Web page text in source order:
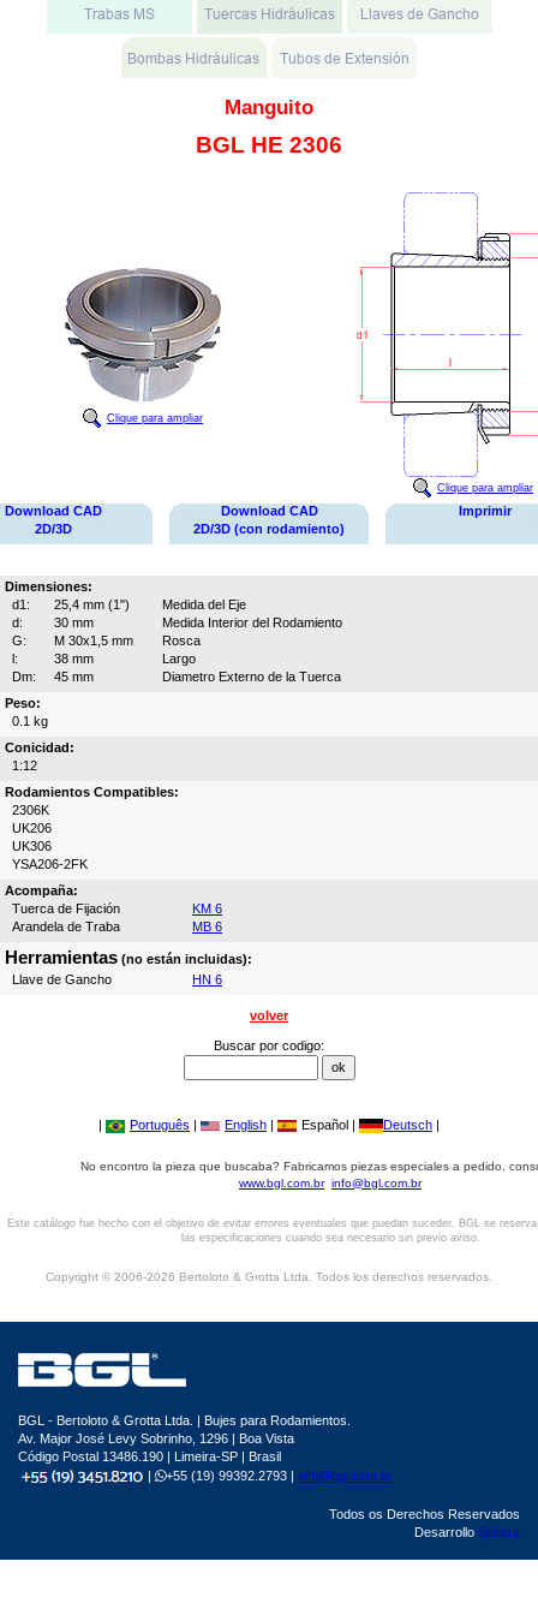
Manguito
BGL HE 2306
Clique para ampliar
Clique para ampliar
Download CAD
2D/3D
Download CAD
2D/3D (con rodamiento)
Imprimir
Dimensiones:
d1:
25,4 mm (1")
Medida del Eje
d:
30 mm
Medida Interior del Rodamiento
G:
M 30x1,5 mm
Rosca
l:
38 mm
Largo
Dm:
45 mm
Diametro Externo de la Tuerca
Peso:
0.1 kg
Conicidad:
1:12
Rodamientos Compatibles:
2306K
UK206
UK306
YSA206-2FK
Acompaña:
Tuerca de Fijación
KM 6
Arandela de Traba
MB 6
Herramientas (no están incluidas):
Llave de Gancho
HN 6
volver
Buscar por codigo:
| Português | English | Español | Deutsch |
No encontro la pieza que buscaba? Fabricamos piezas especiales a pedido,
www.bgl.com.br info@bgl.com.br
Este catálogo fue hecho con el objetivo de evitar errores eventuales que puedan suceder. BGL se
las especificaciones cuando sea necesario sin previo aviso.
Copyright © 2006-2026 Bertoloto & Grotta Ltda. Todos los derechos reservados.
BGL - Bertoloto & Grotta Ltda. | Bujes para Rodamientos.
Av. Major José Levy Sobrinho, 1296 | Boa Vista
Código Postal 13486.190 | Limeira-SP | Brasil
|
+55 (19) 99392.2793 | info@bgl.com.br
Todos os Derechos Reservados
Desarrollo Sphera